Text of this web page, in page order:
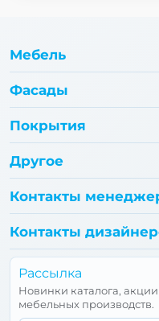
Мебель
Фасады
Покрытия
Другое
Контакты
Контакты
Рассылка
Новинки каталога,
мебельных производств.